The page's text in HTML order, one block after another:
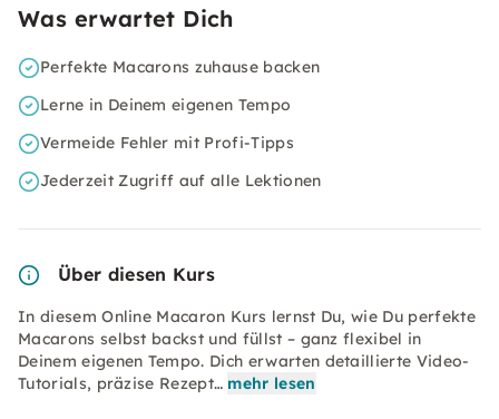
Was erwartet Dich
Perfekte Macarons zuhause backen
Lerne in Deinem eigenen Tempo
Vermeide Fehler mit Profi-Tipps
Jederzeit Zugriff auf alle Lektionen
Über diesen Kurs
In diesem Online Macaron Kurs lernst Du, wie Du perfekte
Macarons selbst backst und füllst – ganz flexibel in
Deinem eigenen Tempo. Dich erwarten detaillierte Video-
Tutorials, präzise Rezept… mehr lesen